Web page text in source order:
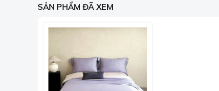
Ưu điểm của chất liệu lụa Mark Cross
và dễ dàng đi vào giấc ngủ.
Thoáng khí và hút ẩm
thể trong suốt đêm ngủ.
SẢN PHẨM ĐÃ XEM